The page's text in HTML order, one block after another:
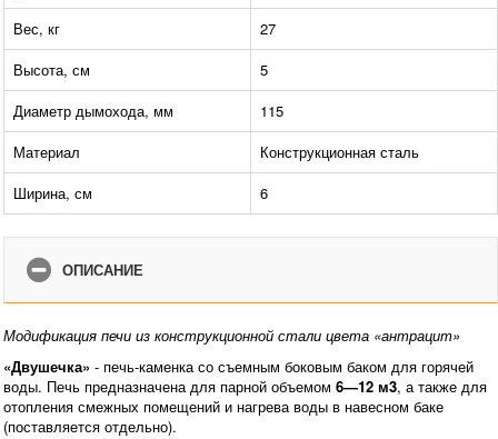
Вес, кг
27
Высота, см
5
Диаметр дымохода, мм
115
Материал
Конструкционная сталь
Ширина, см
6
ОПИСАНИЕ
Модификация печи из конструкционной стали цвета «антрацит»
«Двушечка» - печь-каменка со съемным боковым баком для горячей
воды. Печь предназначена для парной объемом 6—12 м3, а также для
отопления смежных помещений и нагрева воды в навесном баке
(поставляется отдельно).